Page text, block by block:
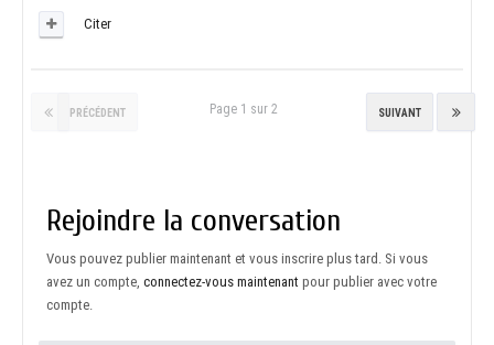
Citer
PRÉCÉDENT SUIVANT
Page 1 sur 2
Rejoindre la conversation
Vous pouvez publier maintenant et vous inscrire plus tard. Si vous
avez un compte, connectez-vous maintenant pour publier avec votre
compte.